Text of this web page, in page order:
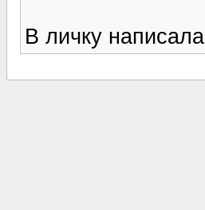
В личку написала